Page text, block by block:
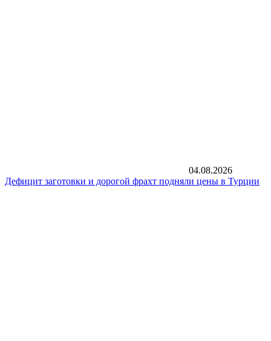
04.08.2026
Дефицит заготовки и дорогой фрахт подняли цены в Турции